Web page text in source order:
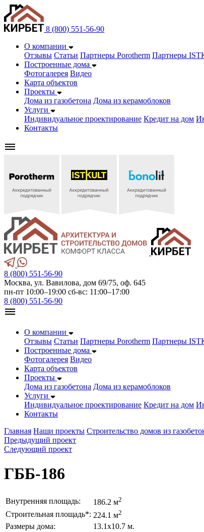
8 (800) 551-56-90
О компании
Отзывы Статьи Партнеры Porotherm Партнеры
Построенные дома
Фотогалерея Видео
Карта объектов
Проекты
Дома из газобетонa Дома из керамоблоков
Услуги
Индивидуальное проектирование Кредит на дом
Контакты
8 (800) 551-56-90
Москва, ул. Вавилова, дом 69/75, оф. 645
пн-пт 10:00–19:00 сб-вс: 11:00–17:00
8 (800) 551-56-90
О компании
Отзывы Статьи Партнеры Porotherm Партнеры
Построенные дома
Фотогалерея Видео
Карта объектов
Проекты
Дома из газобетонa Дома из керамоблоков
Услуги
Индивидуальное проектирование Кредит на дом
Контакты
Главная Наши проекты Строительство домов из
Предыдущий проект
Следующий проект
ГББ-186
Внутренняя площадь: 186.2 м2
Строительная площадь*: 224.1 м2
Размеры дома:
13.1х10.7 м.